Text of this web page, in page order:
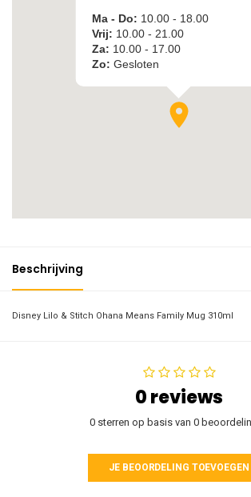
Beschrijving
Disney Lilo & Stitch Ohana Means Family Mug 310ml
0 reviews
0 sterren op basis van 0
JE BEOORDELING TOEVOEGEN